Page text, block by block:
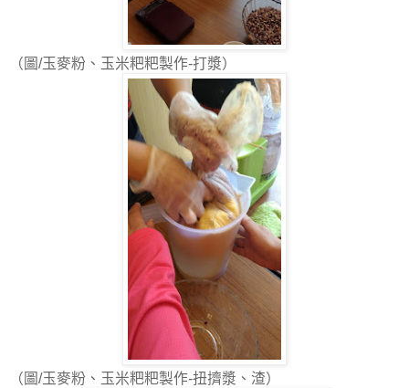
（圖/玉麥粉、玉米粑粑製作-打漿）
（圖/玉麥粉、玉米粑粑製作-扭擠漿、渣）